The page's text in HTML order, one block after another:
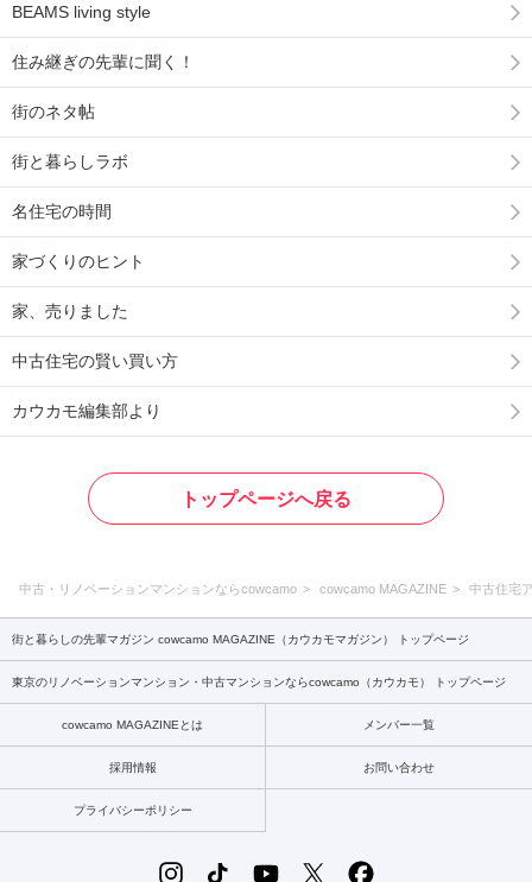
BEAMS living style
住み継ぎの先輩に聞く！
街のネタ帖
街と暮らしラボ
名住宅の時間
家づくりのヒント
家、売りました
中古住宅の賢い買い方
カウカモ編集部より
トップページへ戻る
中古・リノベーションマンションならcowcamo cowcamo MAGAZINE 中古住宅
街と暮らしの先輩マガジン cowcamo MAGAZINE（カウカモマガジン） トップページ
東京のリノベーションマンション・中古マンションならcowcamo（カウカモ） トップページ
cowcamo MAGAZINEとは メンバー一覧
採用情報 お問い合わせ
プライバシーポリシー